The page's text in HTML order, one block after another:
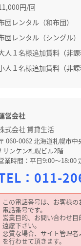
円/回
団レンタル（和布団）
団レンタル（シングル）
人１名様追加賃料（非課
人１名様追加賃料（非課
営会社
式会社 賃貸生活
060-0062 北海道札幌市
サンケン札幌ビル2階
業時間：平日9:00～18:00
： 011-
この電話番号は、お客様
電話番号です。
営業目的、お問い合わせ
遠慮下さい。
悪質な場合、サイト管理
を行わせて頂きます。